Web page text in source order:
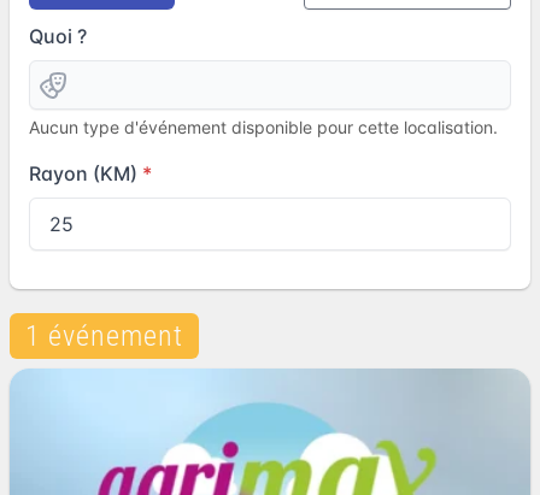
Quoi ?
Aucun type d'événement disponible pour cette localisation.
Rayon (KM)
1 événement